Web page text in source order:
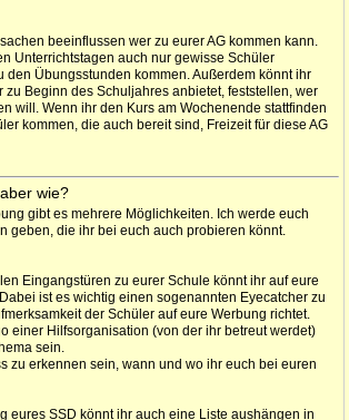
beeinflussen wer zu eurer AG kommen kann.
Unterrichtstagen auch nur gewisse Schüler
den Übungsstunden kommen. Außerdem könnt ihr
zu Beginn des Schuljahres anbietet, feststellen, wer
will. Wenn ihr den Kurs am Wochenende stattfinden
kommen, die auch bereit sind, Freizeit für diese AG
wie?
gibt es mehrere Möglichkeiten. Ich werde euch
geben, die ihr bei euch auch probieren könnt.
Eingangstüren zu eurer Schule könnt ihr auf eure
ist es wichtig einen sogenannten Eyecatcher zu
der Schüler auf eure Werbung richtet.
einer Hilfsorganisation (von der ihr betreut werdet)
sein.
zu erkennen sein, wann und wo ihr euch bei euren
eures SSD könnt ihr auch eine Liste aushängen in